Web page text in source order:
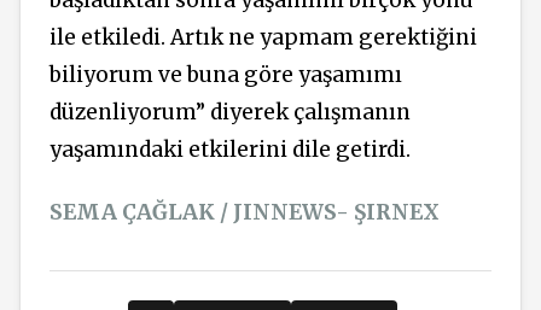
ile etkiledi. Artık ne yapmam gerektiğini
biliyorum ve buna göre yaşamımı
düzenliyorum” diyerek çalışmanın
yaşamındaki etkilerini dile getirdi.
SEMA ÇAĞLAK / JINNEWS- ŞIRNEX